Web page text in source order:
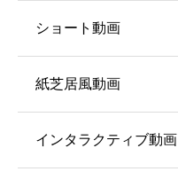
ショート動画
紙芝居風動画
インタラクティブ動画